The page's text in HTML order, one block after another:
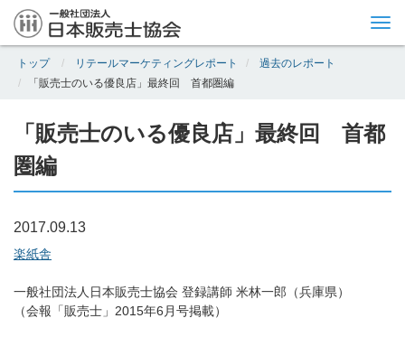
トップ リテールマーケティングレポート
過去のレポート
「販売士のいる優良店」最終回 首都圏編
「販売士のいる優良店」最終回 首都
圏編
2017.09.13
楽紙舎
一般社団法人日本販売士協会 登録講師 米林一郎（兵庫県）
（会報「販売士」2015年6月号掲載）